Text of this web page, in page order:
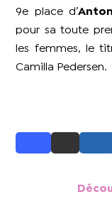
9e place d’
pour sa toute
les femmes, le
Camilla Pedersen.